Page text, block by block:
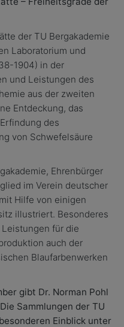
der TU Bergakademie
Laboratorium und
1904) in der
und Leistungen des
aus der zweiten
Entdeckung, das
des
von Schwefelsäure
Ehrenbürger
im Verein deutscher
Hilfe von einigen
illustriert. Besonderes
für die
auch der
Blaufarbenwerken
gibt Dr. Norman Pohl
Sammlungen der TU
Einblick unter